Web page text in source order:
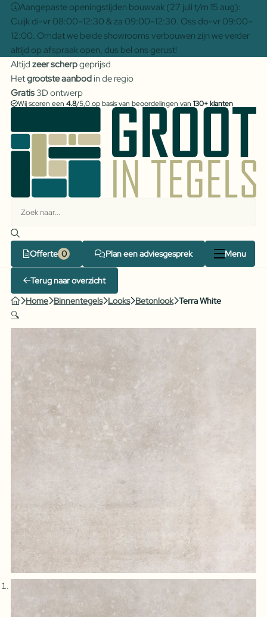
Aangepaste openingstijden bouwvak (27 juli t/m 15 aug):
Cuijk di-vr 08:00–12:30 & za 09:00–12:30. Oss do-vr 09:00–
12:00. Omdat we beide showrooms verbouwen zijn we verder
altijd op afspraak open, dus bel ons gerust!
Altijd zeer scherpgeprijsd
Hetgrootste aanbodin de regio
Gratis3D ontwerp
Wij scoren een 4.8/5,0 op basis van beoordelingen van 130+ klanten
Offerte Plan een adviesgesprek Menu
Terug naar overzicht
Home Binnentegels Looks Betonlook Terra White
🔍